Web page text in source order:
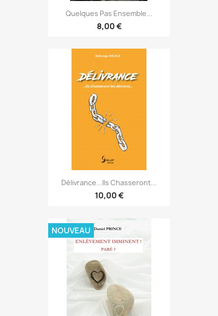
Quelques Pas Ensemble...
8,00 €
Délivrance...ils Chasseront...
10,00 €
NOUVEAU